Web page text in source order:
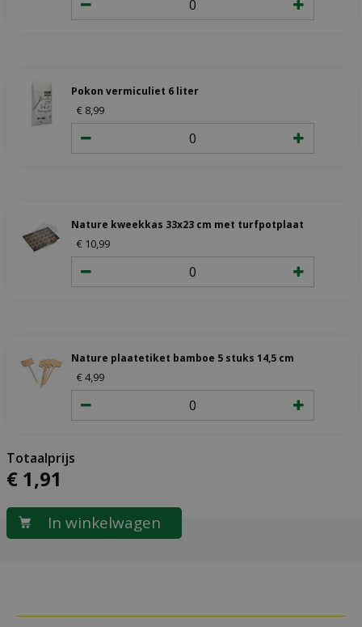
Pokon vermiculiet 6 liter
€ 8 99
Nature kweekkas 33x23 cm met turfpotplaat
€ 10 99
Nature plaatetiket bamboe 5 stuks 14,5 cm
€4,99
€ 1,91